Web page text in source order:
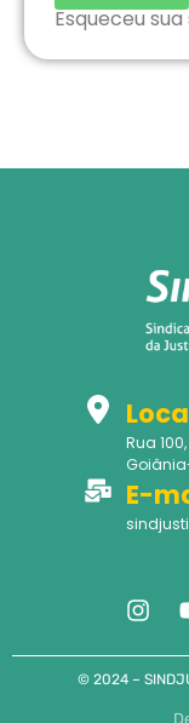
Esqueceu
Rua
E-
© 2024 –